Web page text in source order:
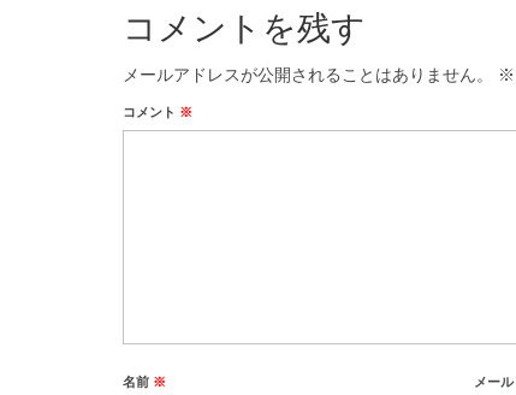
コメントを残す
メールアドレスが公開されることはありません。 ※
コメント ※
名前 ※ メール